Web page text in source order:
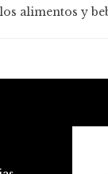
alimentos y